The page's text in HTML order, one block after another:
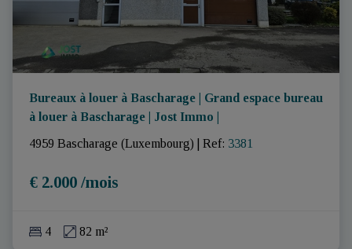
Bureaux à louer à Bascharage | Grand espace bureau
à louer à Bascharage | Jost Immo |
4959 Bascharage (Luxembourg)
Ref: 3381
€ 2.000 /mois
4 82 m²